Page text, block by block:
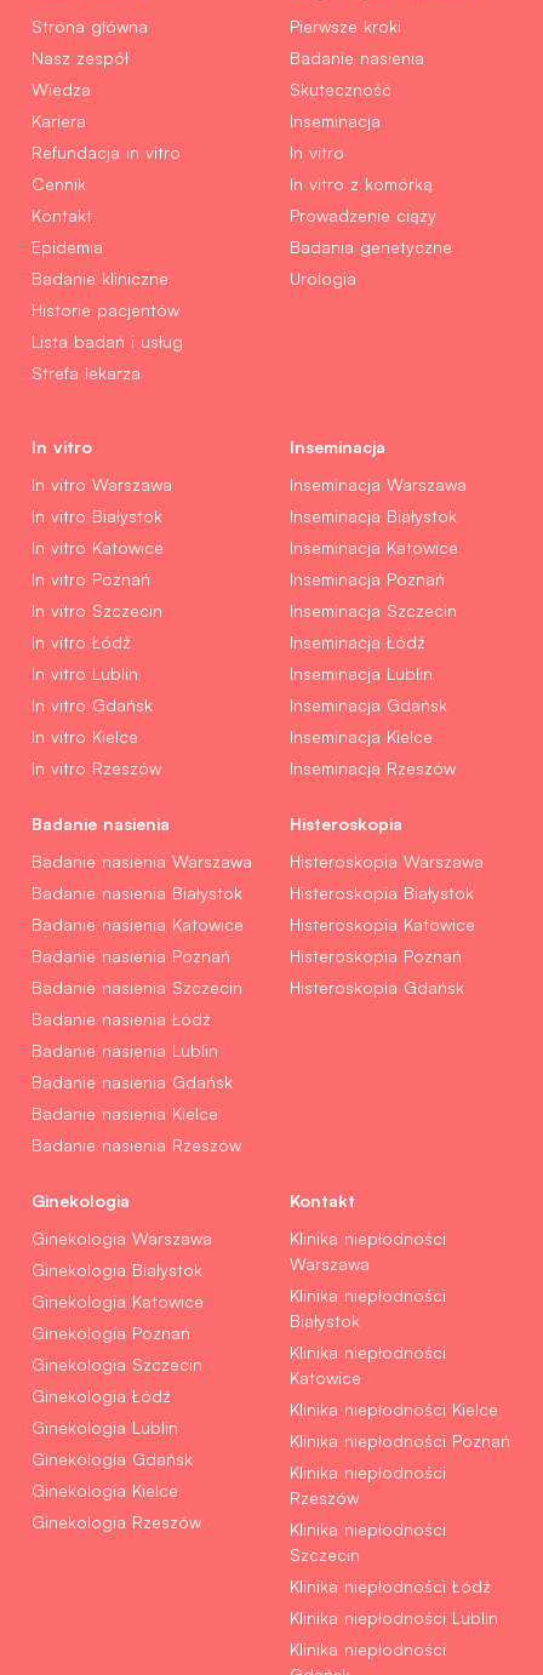
Strona główna
Nasz zespół
Wiedza
Kariera
Refundacja in vitro
Cennik
Kontakt
Epidemia
Badanie kliniczne
Historie pacjentów
Lista badań i usług
Strefa lekarza
Pierwsze kroki
Badanie nasienia
Skuteczność
Inseminacja
In vitro
In vitro z komórką
Prowadzenie ciąży
Badania genetyczne
Urologia
In vitro
In vitro Warszawa
In vitro Białystok
In vitro Katowice
In vitro Poznań
In vitro Szczecin
In vitro Łódź
In vitro Lublin
In vitro Gdańsk
In vitro Kielce
In vitro Rzeszów
Inseminacja
Inseminacja Warszawa
Inseminacja Białystok
Inseminacja Katowice
Inseminacja Poznań
Inseminacja Szczecin
Inseminacja Łódź
Inseminacja Lublin
Inseminacja Gdańsk
Inseminacja Kielce
Inseminacja Rzeszów
Badanie nasienia
Badanie nasienia Warszawa
Badanie nasienia Białystok
Badanie nasienia Katowice
Badanie nasienia Poznań
Badanie nasienia Szczecin
Badanie nasienia Łódź
Badanie nasienia Lublin
Badanie nasienia Gdańsk
Badanie nasienia Kielce
Badanie nasienia Rzeszów
Histeroskopia
Histeroskopia Warszawa
Histeroskopia Białystok
Histeroskopia Katowice
Histeroskopia Poznań
Histeroskopia Gdańsk
Ginekologia
Ginekologia Warszawa
Ginekologia Białystok
Ginekologia Katowice
Ginekologia Poznań
Ginekologia Szczecin
Ginekologia Łódź
Ginekologia Lublin
Ginekologia Gdańsk
Ginekologia Kielce
Ginekologia Rzeszów
Kontakt
Klinika niepłodności
Warszawa
Klinika niepłodności
Białystok
Klinika niepłodności
Katowice
Klinika niepłodności Kielce
Klinika niepłodności Poznań
Klinika niepłodności
Rzeszów
Klinika niepłodności
Szczecin
Klinika niepłodności Łódź
Klinika niepłodności Lublin
Klinika niepłodności